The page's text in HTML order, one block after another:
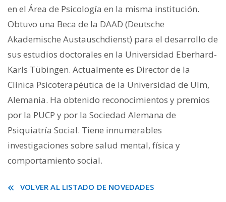
en el Área de Psicología en la misma institución.
Obtuvo una Beca de la DAAD (Deutsche
Akademische Austauschdienst) para el desarrollo de
sus estudios doctorales en la Universidad Eberhard-
Karls Tübingen. Actualmente es Director de la
Clínica Psicoterapéutica de la Universidad de Ulm,
Alemania. Ha obtenido reconocimientos y premios
por la PUCP y por la Sociedad Alemana de
Psiquiatría Social. Tiene innumerables
investigaciones sobre salud mental, física y
comportamiento social.
VOLVER AL LISTADO DE NOVEDADES